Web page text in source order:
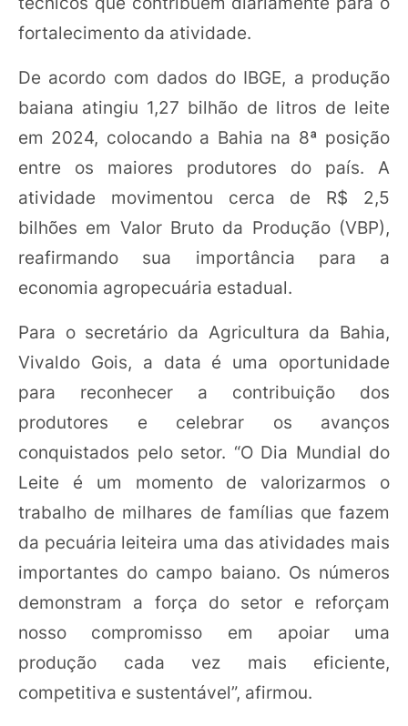
fortalecimento da atividade.
De acordo com dados do IBGE, a produção
baiana atingiu 1,27 bilhão de litros de leite
em 2024, colocando a Bahia na 8ª posição
entre os maiores produtores do país. A
atividade movimentou cerca de R$ 2,5
bilhões em Valor Bruto da Produção (VBP),
reafirmando sua importância para a
economia agropecuária estadual.
Para o secretário da Agricultura da Bahia,
Vivaldo Gois, a data é uma oportunidade
para reconhecer a contribuição dos
produtores e celebrar os avanços
conquistados pelo setor. “O Dia Mundial do
Leite é um momento de valorizarmos o
trabalho de milhares de famílias que fazem
da pecuária leiteira uma das atividades mais
importantes do campo baiano. Os números
demonstram a força do setor e reforçam
nosso compromisso em apoiar uma
produção cada vez mais eficiente,
competitiva e sustentável”, afirmou.